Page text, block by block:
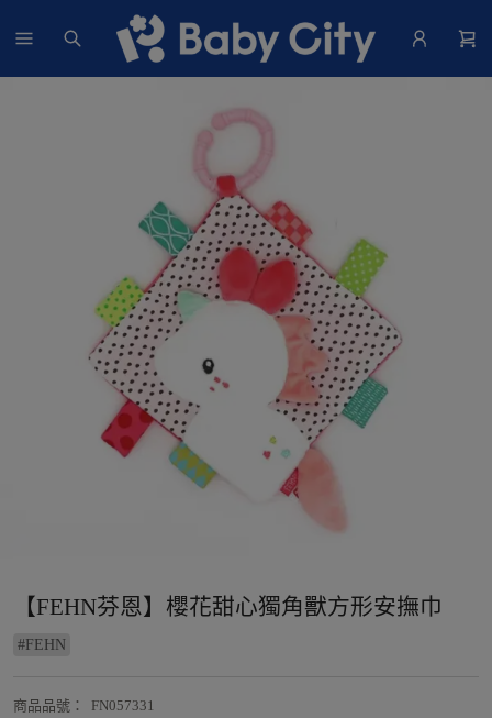
【FEHN芬恩】櫻花甜心獨角獸方形安撫巾
# FEHN
商品品號 ： FN057331